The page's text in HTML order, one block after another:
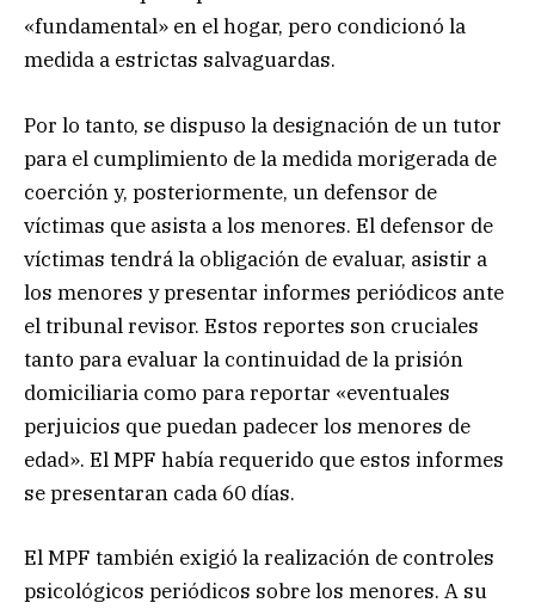
«fundamental» en el hogar, pero condicionó la
medida a estrictas salvaguardas.
Por lo tanto, se dispuso la designación de un tutor
para el cumplimiento de la medida morigerada de
coerción y, posteriormente, un defensor de
víctimas que asista a los menores. El defensor de
víctimas tendrá la obligación de evaluar, asistir a
los menores y presentar informes periódicos ante
el tribunal revisor. Estos reportes son cruciales
tanto para evaluar la continuidad de la prisión
domiciliaria como para reportar «eventuales
perjuicios que puedan padecer los menores de
edad». El MPF había requerido que estos informes
se presentaran cada 60 días.
El MPF también exigió la realización de controles
psicológicos periódicos sobre los menores. A su